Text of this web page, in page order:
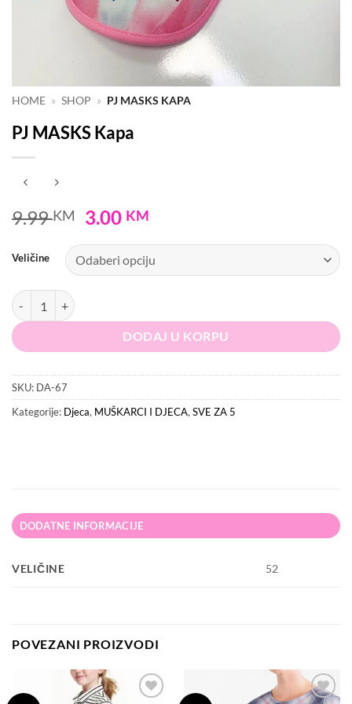
HOME » SHOP » PJ MASKS KAPA
PJ MASKS Kapa
9.99KM
Original
was:
9.99 KM.
3.00 KM
is:
3.00 KM.
Veličine
PJ MASKS Kapa količina
DODAJ U KORPU
SKU: DA-67
Kategorije: Djeca, MUŠKARCI I DJECA,SVE ZA 5
DODATNE INFORMACIJE
VELIČINE 52
POVEZANI PROIZVODI